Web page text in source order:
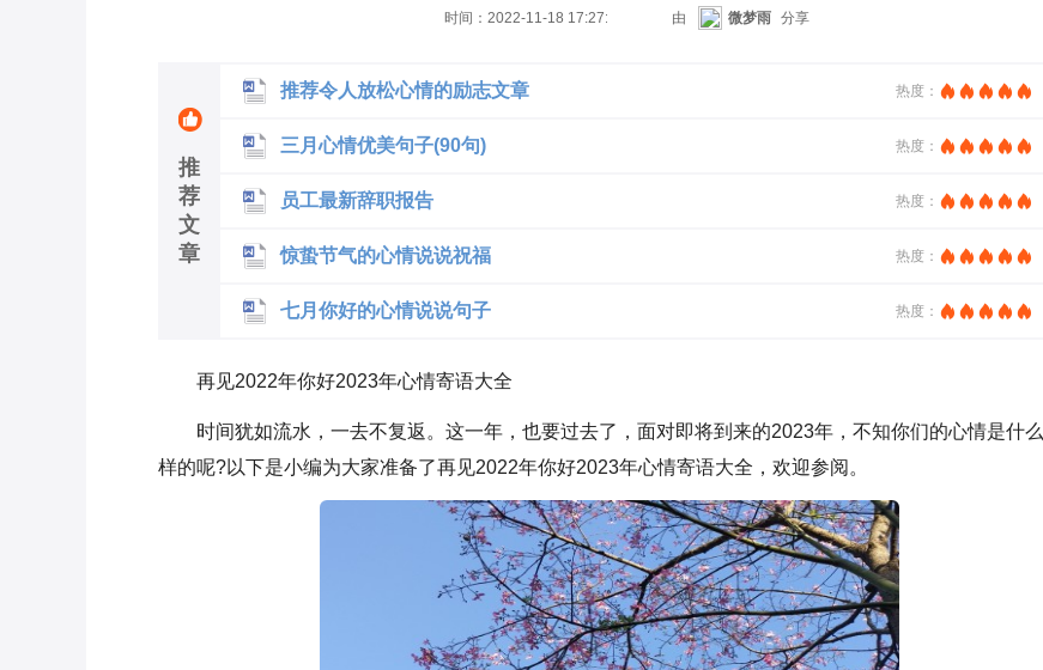
时间： 2022-11-18 17:27:08 由 微梦雨 分享
推
荐
文
章
推荐令人放松心情的励志文章 热度：
三月心情优美句子(90句) 热度：
员工最新辞职报告 热度：
惊蛰节气的心情说说祝福 热度：
七月你好的心情说说句子 热度：
再见2022年你好2023年心情寄语大全
时间犹如流水，一去不复返。这一年，也要过去了，面对即将到来的2023年，不知你们的心情是什么
样的呢?以下是小编为大家准备了再见2022年你好2023年心情寄语大全，欢迎参阅。